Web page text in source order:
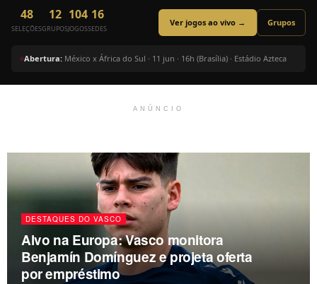
48
SELEÇÕES
12
GRUPOS
104
JOGOS
16
SEDES
Ver jogos ao vivo → Grupos
Abertura: México x África do Sul · 11 jun · 16h (Brasília) · Estádio Azteca
ANÚNCIO
DESTAQUES DO VASCO
Alvo na Europa: Vasco monitora
Benjamín Domínguez e projeta oferta
por empréstimo